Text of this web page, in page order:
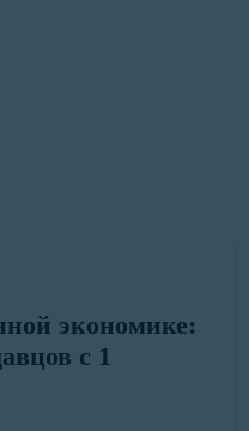
экономике:
с 1